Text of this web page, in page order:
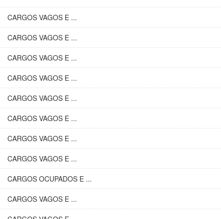
CARGOS VAGOS E ...
CARGOS VAGOS E ...
CARGOS VAGOS E ...
CARGOS VAGOS E ...
CARGOS VAGOS E ...
CARGOS VAGOS E ...
CARGOS VAGOS E ...
CARGOS VAGOS E ...
CARGOS OCUPADOS E ...
CARGOS VAGOS E ...